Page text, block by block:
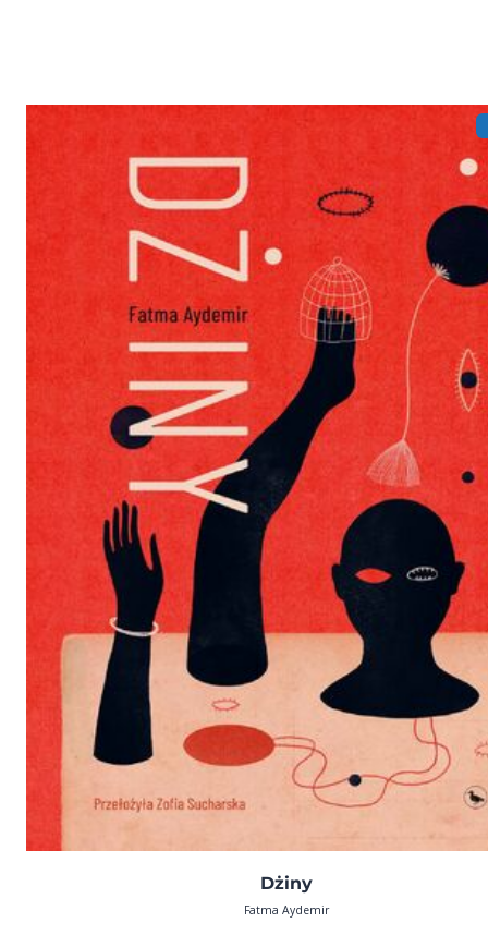
Dżiny
Fatma Aydemir